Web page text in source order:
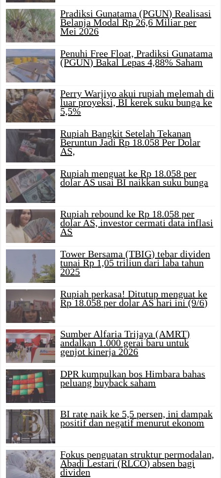
Pradiksi Gunatama (PGUN) Realisasi
Belanja Modal Rp 26,6 Miliar per
Mei 2026
Penuhi Free Float, Pradiksi Gunatama
(PGUN) Bakal Lepas 4,88% Saham
Perry Warjiyo akui rupiah melemah di
luar proyeksi, BI kerek suku bunga ke
5,5%
Rupiah Bangkit Setelah Tekanan
Beruntun Jadi Rp 18.058 Per Dolar
AS,
Rupiah menguat ke Rp 18.058 per
dolar AS usai BI naikkan suku bunga
Rupiah rebound ke Rp 18.058 per
dolar AS, investor cermati data inflasi
AS
Tower Bersama (TBIG) tebar dividen
tunai Rp 1,05 triliun dari laba tahun
2025
Rupiah perkasa! Ditutup menguat ke
Rp 18.058 per dolar AS hari ini (9/6)
Sumber Alfaria Trijaya (AMRT)
andalkan 1.000 gerai baru untuk
genjot kinerja 2026
DPR kumpulkan bos Himbara bahas
peluang buyback saham
BI rate naik ke 5,5 persen, ini dampak
positif dan negatif menurut ekonom
Fokus penguatan struktur permodalan,
Abadi Lestari (RLCO) absen bagi
dividen